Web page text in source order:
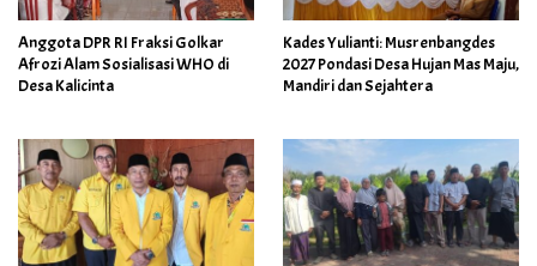
Anggota DPR RI Fraksi Golkar
Afrozi Alam Sosialisasi WHO di
Desa Kalicinta
Kades Yulianti: Musrenbangdes
2027 Pondasi Desa Hujan Mas Maju,
Mandiri dan Sejahtera